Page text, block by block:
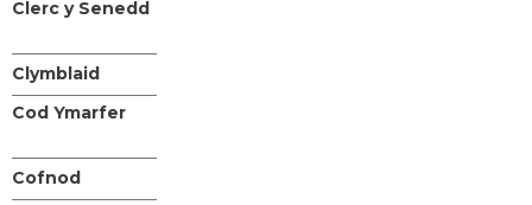
Clerc y Senedd
Clymblaid
Cod Ymarfer
Cofnod